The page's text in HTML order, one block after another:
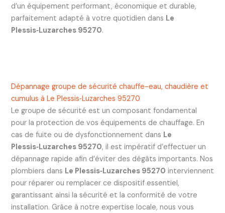
d’un équipement performant, économique et durable,
parfaitement adapté à votre quotidien dans Le
Plessis‑Luzarches 95270.
Dépannage groupe de sécurité chauffe-eau, chaudière et
cumulus à Le Plessis‑Luzarches 95270
Le groupe de sécurité est un composant fondamental
pour la protection de vos équipements de chauffage. En
cas de fuite ou de dysfonctionnement dans Le
Plessis‑Luzarches 95270, il est impératif d’effectuer un
dépannage rapide afin d’éviter des dégâts importants. Nos
plombiers dans Le Plessis‑Luzarches 95270 interviennent
pour réparer ou remplacer ce dispositif essentiel,
garantissant ainsi la sécurité et la conformité de votre
installation. Grâce à notre expertise locale, nous vous